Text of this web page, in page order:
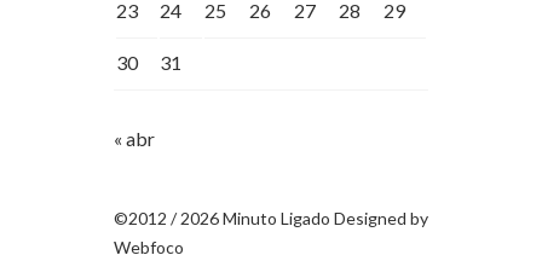
23 24 25 26 27 28 29
30 31
« abr
©2012 / 2026 Minuto Ligado Designed by
Webfoco